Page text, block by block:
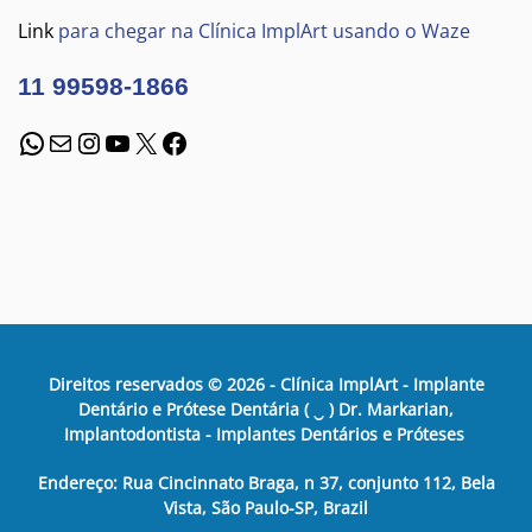
Link para chegar na Clínica ImplArt usando o Waze
11 99598-1866
WhatsApp
E-mailInstagram
Youtube
X Facebook
Direitos reservados © 2026- Clínica ImplArt - Implante
Dentário e Prótese Dentária ( ‿ ) Dr. Markarian,
Implantodontista - Implantes Dentários e Próteses
Endereço: Rua Cincinnato Braga, n 37, conjunto 112, Bela
Vista, São Paulo-SP, Brazil